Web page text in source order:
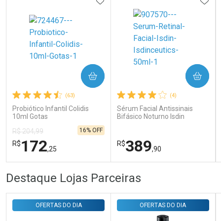
Comprar sem Desconto
Por R$ 143,94/cada
Comprar sem Desconto
Por R$ 143,94/cada
(63)
Probiótico Infantil Colidis
10ml Gotas
R$ 204,99
R$172,25
16% OFF
COMPRAR
FECHAR
Laboratório
FECHAR
Por Menos
(4)
Sérum Facial Antissinais
Bifásico Noturno Isdin
R$389,90
COMPRAR
Por Menos
Destaque Lojas Parceiras
OFERTAS DO DIA OFERTAS DO DIA